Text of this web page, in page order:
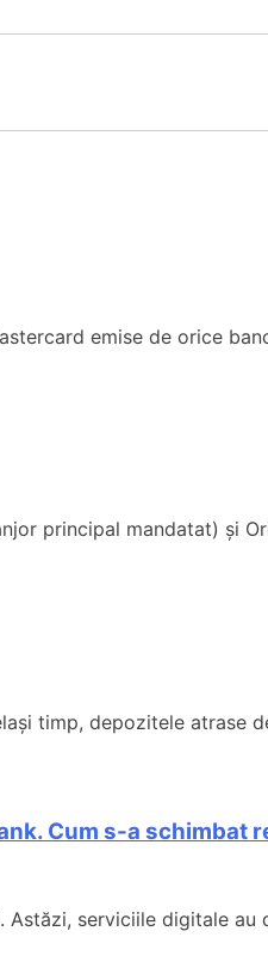
emise de orice
principal mandatat) și
timp, depozitele atrase
Cum s-a schimbat
Astăzi, serviciile digitale